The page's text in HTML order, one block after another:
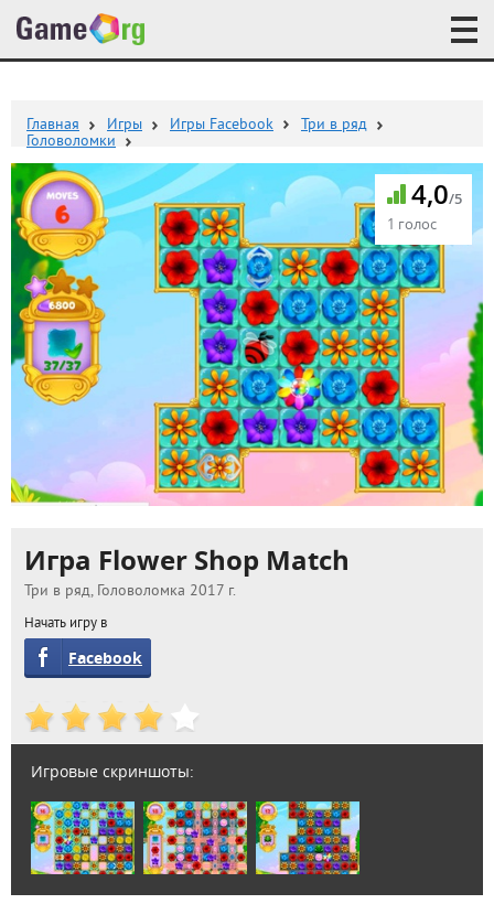
Главная Игры Игры Facebook
Три в ряд
Головоломки
4,0/5
1 голос
Игра Flower Shop Match
Три в ряд, Головоломка 2017 г.
Начать игру в
Facebook
Игровые скриншоты: